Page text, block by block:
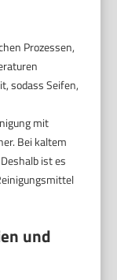
Prozessen,
sodass Seifen,
mit
Bei kaltem
ist es
und